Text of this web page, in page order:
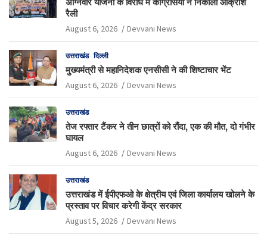
रैली
August 6, 2026 Devvani News
उत्तराखंड दिल्ली
मुख्यमंत्री से महानिदेशक एनसीसी ने की शिष्टाचार भेंट
August 6, 2026 Devvani News
उत्तराखंड
तेज रफ्तार टैंकर ने तीन छात्रों को रौंदा, एक की मौत, दो गंभीर
घायल
August 6, 2026 Devvani News
उत्तराखंड
उत्तराखंड में ईपीएफओ के क्षेत्रीय एवं जिला कार्यालय खोलने के
प्रस्ताव पर विचार करेगी केंद्र सरकार
August 5, 2026 Devvani News